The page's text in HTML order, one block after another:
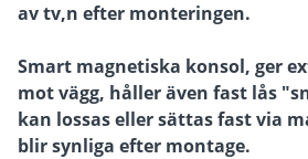
av tv,n efter monteringen.
Smart magnetiska konsol, ger
mot vägg, håller även fast lås
kan lossas eller sättas fast via
blir synliga efter montage.